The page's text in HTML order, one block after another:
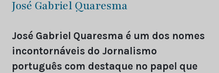
José Gabriel Quaresma
José Gabriel Quaresma é um dos nomes
incontornáveis do Jornalismo
português com destaque no papel que